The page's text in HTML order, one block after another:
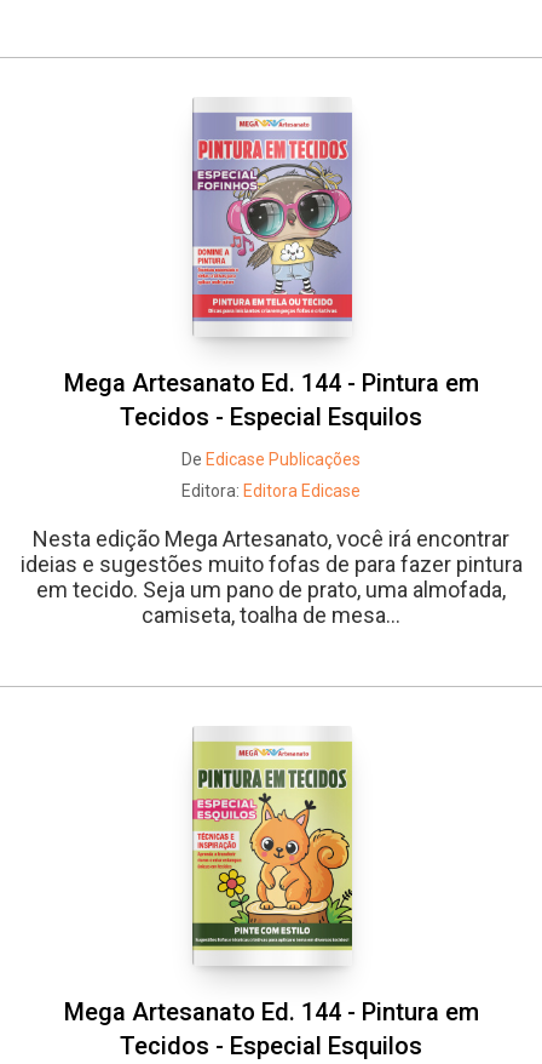
Mega Artesanato Ed. 144 - Pintura em
Tecidos - Especial Esquilos
De Edicase Publicações
Editora: Editora Edicase
Nesta edição Mega Artesanato, você irá encontrar
ideias e sugestões muito fofas de para fazer pintura
em tecido. Seja um pano de prato, uma almofada,
camiseta, toalha de mesa...
Mega Artesanato Ed. 144 - Pintura em
Tecidos - Especial Esquilos
Facebook Twitter